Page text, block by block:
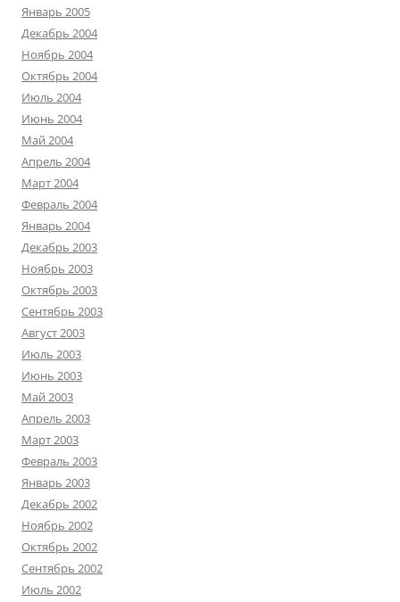
Январь 2005
Декабрь 2004
Ноябрь 2004
Октябрь 2004
Июль 2004
Июнь 2004
Май 2004
Апрель 2004
Март 2004
Февраль 2004
Январь 2004
Декабрь 2003
Ноябрь 2003
Октябрь 2003
Сентябрь 2003
Август 2003
Июль 2003
Июнь 2003
Май 2003
Апрель 2003
Март 2003
Февраль 2003
Январь 2003
Декабрь 2002
Ноябрь 2002
Октябрь 2002
Сентябрь 2002
Июль 2002